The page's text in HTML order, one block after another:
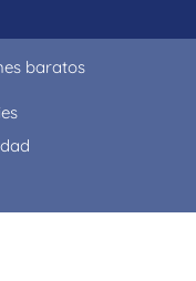
baratos